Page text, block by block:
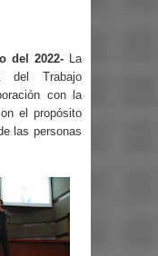
del 2022- La
del Trabajo
con la
el propósito
las personas